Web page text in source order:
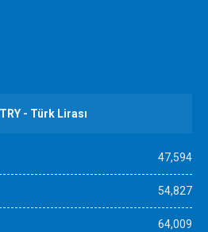
TRY - Türk Lirası
47,594
54,827
64,009